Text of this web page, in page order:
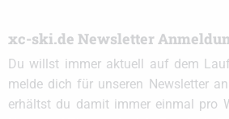
xc-ski.de Newsletter
Du willst immer aktuell auf dem
melde dich für unseren Newsletter
erhältst du damit immer einmal pro